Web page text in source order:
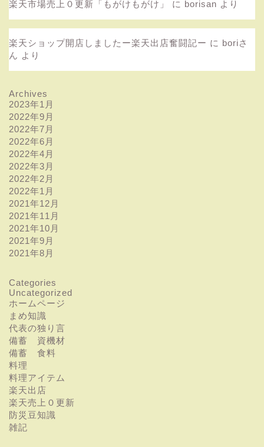
楽天市場売上０更新「もがけもがけ」 に borisan より
楽天ショップ開店しましたー楽天出店奮闘記ー に boriさ
ん より
Archives
2023年1月
2022年9月
2022年7月
2022年6月
2022年4月
2022年3月
2022年2月
2022年1月
2021年12月
2021年11月
2021年10月
2021年9月
2021年8月
Categories
Uncategorized
ホームページ
まめ知識
代表の独り言
備蓄 資機材
備蓄 食料
料理
料理アイテム
楽天出店
楽天売上０更新
防災豆知識
雑記